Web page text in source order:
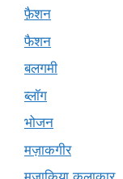
फ़ैशन
फैशन
बलगमी
ब्लॉग
भोजन
मज़ाकगीर